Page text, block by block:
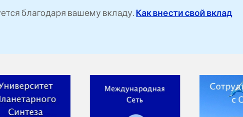
благодаря вашему вкладу. Как внести свой вклад